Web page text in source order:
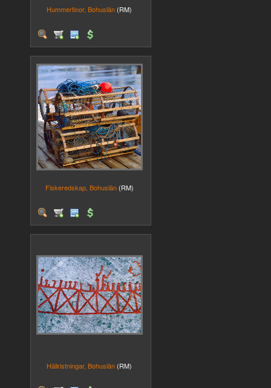
Hummertinor, Bohuslän (RM)
Fiskeredskap, Bohuslän (RM)
Hällristningar, Bohuslän (RM)